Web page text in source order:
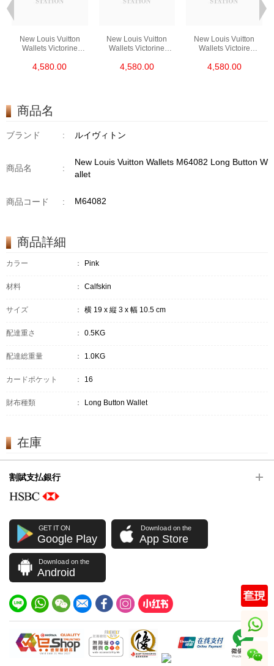
New Louis Vuitton
Wallets Victorine
Wallet
4,580.00
New Louis Vuitton
Wallets Victorine
Wallet
4,580.00
New Louis Vuitton
Wallets Victoire
Short Button Wallet
4,580.00
商品名
ブランド : ルイヴィトン
商品名 :
New Louis Vuitton Wallets M64082 Long Button W
allet
商品コード : M64082
商品詳細
カラー ： Pink
材料 ： Calfskin
サイズ ： 横 19 x 縦 3 x 幅 10.5 cm
配達重さ ： 0.5KG
配達総重量 ： 1.0KG
カードポケット ： 16
財布種類 ： Long Button Wallet
在庫
割賦支払銀行
GET IT ON
Google Play
Download on the
App Store
Download on the
Android